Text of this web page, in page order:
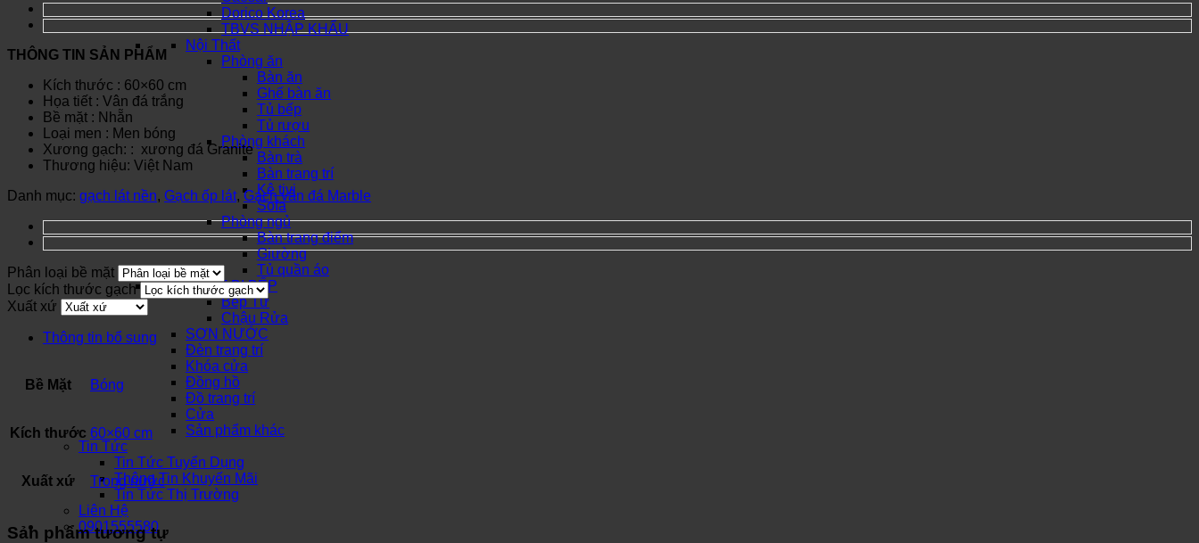
Dorico Korea
TBVS NHẬP KHẨU
Nội Thất
Phòng ăn
Bàn ăn
Ghế bàn ăn
Tủ bếp
Tủ rượu
Phòng khách
Bàn trà
Bàn trang trí
Kệ tivi
Sofa
Phòng ngủ
Bàn trang điểm
Giường
Tủ quần áo
THIẾT BỊ BẾP
Bếp Từ
Chậu Rửa
SƠN NƯỚC
Đèn trang trí
Khóa cửa
Đồng hồ
Đồ trang trí
Cửa
Sản phẩm khác
Tin Tức
Tin Tức Tuyển Dụng
Thông Tin Khuyến Mãi
Tin Tức Thị Trường
Liên Hệ
0901555580
THÔNG TIN SẢN PHẨM
Kích thước : 60×60 cm
Họa tiết : Vân đá trắng
Bề mặt : Nhẵn
Loại men : Men bóng
Xương gạch: : xương đá Granite
Thương hiệu: Việt Nam
Danh mục: gạch lát nền, Gạch ốp lát,Gạch vân đá Marble
Phân loại bề mặt
Lọc kích thước gạch
Xuất xứ
Thông tin bổ sung
Bề Mặt Bóng
Kích thước 60×60 cm
Xuất xứ Trong nước
Sản phẩm tương tự